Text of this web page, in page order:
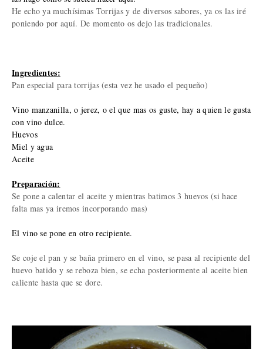
He echo ya muchísimas Torrijas y de diversos sabores, ya os las iré
poniendo por aquí. De momento os dejo las tradicionales.
Ingredientes:
Pan especial para torrijas (esta vez he usado el pequeño)
Vino manzanilla, o jerez, o el que mas os guste, hay a quien le gusta
con vino dulce.
Huevos
Miel y agua
Aceite
Preparación:
Se pone a calentar el aceite y mientras batimos 3 huevos (si hace
falta mas ya iremos incorporando mas)
El vino se pone en otro recipiente.
Se coje el pan y se baña primero en el vino, se pasa al recipiente del
huevo batido y se reboza bien, se echa posteriormente al aceite bien
caliente hasta que se dore.